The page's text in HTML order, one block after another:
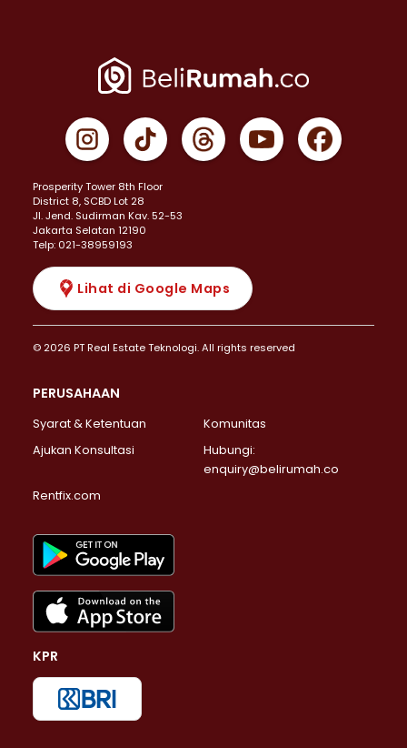
Prosperity Tower 8th Floor
District 8, SCBD Lot 28
JI. Jend. Sudirman Kav. 52-53
Jakarta Selatan 12190
Telp: 021-38959193
Lihat di Google Maps
© 2026 PT Real Estate Teknologi. All rights reserved
PERUSAHAAN
Syarat & Ketentuan
Komunitas
Ajukan Konsultasi
Hubungi:
enquiry@belirumah.co
Rentfix.com
KPR